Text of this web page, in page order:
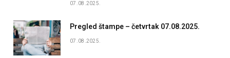
07.08.2025.
Pregled štampe – četvrtak 07.08.2025.
07.08.2025.